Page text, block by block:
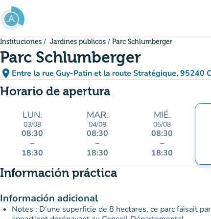
Ir al contenido principal
Instituciones Jardines públicos Parc Schlumberger
Parc Schlumberger
place Entre la rue Guy-Patin et la route Stratégique, 95240
(abrir en
(nueva
Horario de apertura
LUN.
03/08
08:30
–
18:30
MAR.
04/08
08:30
–
18:30
MIÉ.
05/08
08:30
–
18:30
Información práctica
Información adicional
Notes : D’une superficie de 8 hectares, ce parc faisait